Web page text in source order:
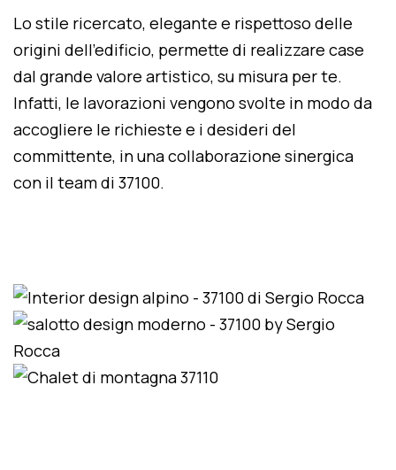
Lo stile ricercato, elegante e rispettoso delle
origini dell'edificio, permette di realizzare case
dal grande valore artistico, su misura per te.
Infatti, le lavorazioni vengono svolte in modo da
accogliere le richieste e i desideri del
committente, in una collaborazione sinergica
con il team di 37100.